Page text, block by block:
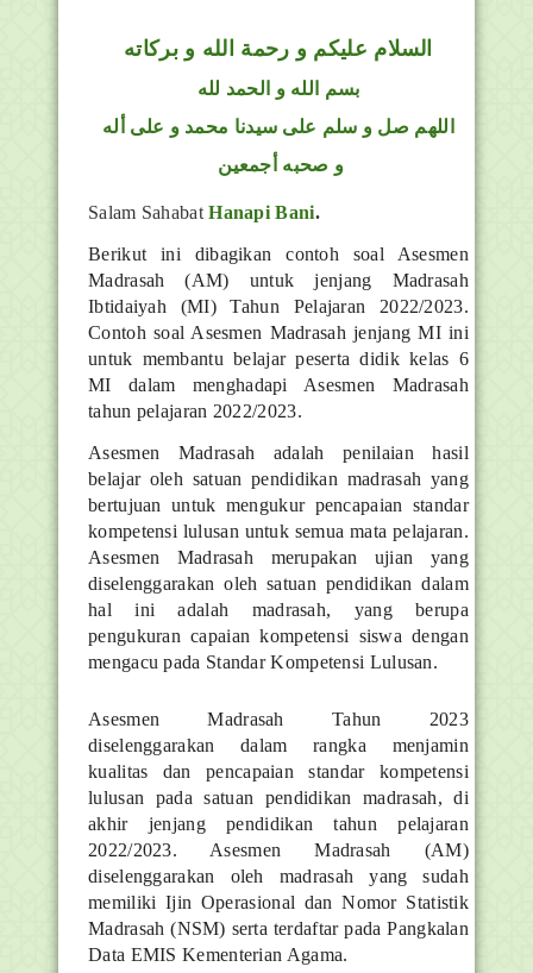
السلام عليكم و رحمة الله و بركاته
بسم الله و الحمد لله
اللهم صل و سلم على سيدنا محمد و على أله
و صحبه أجمعين
Salam SahabatHanapi Bani.
Berikut ini dibagikan contoh soal Asesmen
Madrasah (AM) untuk jenjang Madrasah
Ibtidaiyah (MI) Tahun Pelajaran 2022/2023.
Contoh soal Asesmen Madrasah jenjang MI ini
untuk membantu belajar peserta didik kelas 6
MI dalam menghadapi Asesmen Madrasah
tahun pelajaran 2022/2023.
Asesmen Madrasah adalah penilaian hasil
belajar oleh satuan pendidikan madrasah yang
bertujuan untuk mengukur pencapaian standar
kompetensi lulusan untuk semua mata pelajaran.
Asesmen Madrasah merupakan ujian yang
diselenggarakan oleh satuan pendidikan dalam
hal ini adalah madrasah, yang berupa
pengukuran capaian kompetensi siswa dengan
mengacu pada Standar Kompetensi Lulusan.
Asesmen Madrasah Tahun 2023
diselenggarakan dalam rangka menjamin
kualitas dan pencapaian standar kompetensi
lulusan pada satuan pendidikan madrasah, di
akhir jenjang pendidikan tahun pelajaran
2022/2023. Asesmen Madrasah (AM)
diselenggarakan oleh madrasah yang sudah
memiliki Ijin Operasional dan Nomor Statistik
Madrasah (NSM) serta terdaftar pada Pangkalan
Data EMIS Kementerian Agama.